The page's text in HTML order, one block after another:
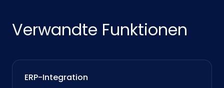
Verwandte Funktionen
ERP-Integration